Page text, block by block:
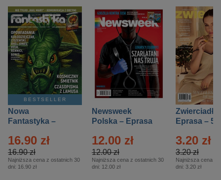
BESTSELLER
Nowa
Fantastyka –
16.90 zł
16.90 zł
Najniższa cena z ostatnich 30
dni: 16.90 zł
Newsweek
Polska – Eprasa
12.00 zł
12.00 zł
Najniższa cena z ostatnich 30
dni: 12.00 zł
Zwierciadło
Eprasa – 5/
3.20 zł
3.20 zł
Najniższa cena z
dni: 3.20 zł